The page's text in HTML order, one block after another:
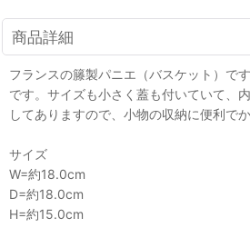
商品詳細
フランスの籐製パニエ（バスケット）で
です。サイズも小さく蓋も付いていて、
してありますので、小物の収納に便利でか
サイズ
W=約18.0cm
D=約18.0cm
H=約15.0cm